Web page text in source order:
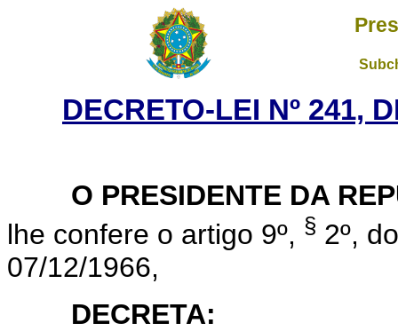
DECRETO-LEI Nº 241,
O PRESIDENTE DA
lhe confere o artigo 9º, § 2º,
07/12/1966,
DECRETA: